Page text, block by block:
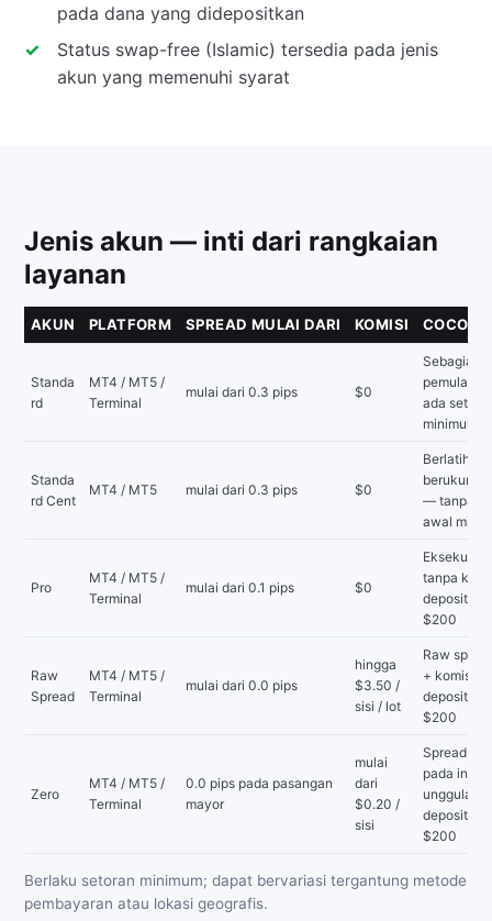
pada dana yang didepositkan
Status swap-free (Islamic) tersedia pada jenis
akun yang memenuhi syarat
Jenis akun — inti dari rangkaian
layanan
AKUN PLATFORM SPREAD MULAI DARI KOMISI COCOK
Standa
rd
MT4 / MT5 /
Terminal
mulai dari 0.3 pips $0
Sebagian
pemula —
ada
minimum
Standa
rd Cent
MT4 / MT5 mulai dari 0.3 pips $0
Berlatih
berukuran
— tanpa
awal
Pro
MT4 / MT5 /
Terminal
mulai dari 0.1 pips $0
Eksekusi
tanpa
deposit
$200
Raw
Spread
MT4 / MT5 /
Terminal
mulai dari 0.0 pips
hingga
$3.50 /
sisi / lot
Raw
+ komisi
deposit
$200
Zero
MT4 / MT5 /
Terminal
0.0 pips pada pasangan
mayor
mulai
dari
$0.20 /
sisi
Spread
pada
unggulan
deposit
$200
Berlaku setoran minimum; dapat bervariasi tergantung metode
pembayaran atau lokasi geografis.